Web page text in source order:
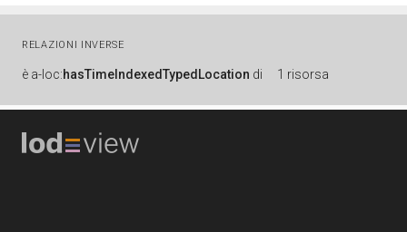
RELAZIONI INVERSE
è a-loc:hasTimeIndexedTypedLocation di 1 risorsa